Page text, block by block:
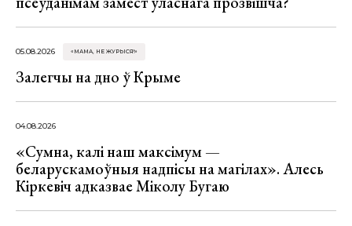
05.08.2026 «МАМА, НЕ ЖУРЫСЯ!»
Залегчы на дно ў Крыме
04.08.2026
«Сумна, калі наш максімум —
беларускамоўныя надпісы на магілах». Алесь
Кіркевіч адказвае Міколу Бугаю